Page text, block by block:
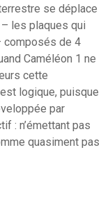
se déplace
les plaques qui
composés de 4
Caméléon 1 ne
cette
logique, puisque
par
: n’émettant pas
quasiment pas